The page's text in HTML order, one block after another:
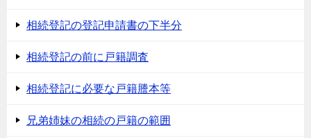
相続登記の登記申請書の下半分
相続登記の前に戸籍調査
相続登記に必要な戸籍謄本等
兄弟姉妹の相続の戸籍の範囲